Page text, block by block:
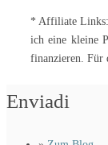
* Affiliate Links:
ich eine kleine
finanzieren. Für
Enviadi